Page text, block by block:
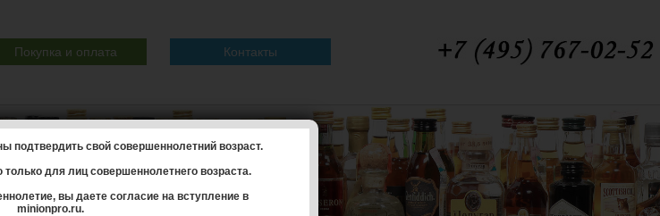
Покупка и оплата Контакты
подтвердить свой совершеннолетний возраст.
для лиц совершеннолетнего возраста.
вы даете согласие на вступление в
minionpro.ru.